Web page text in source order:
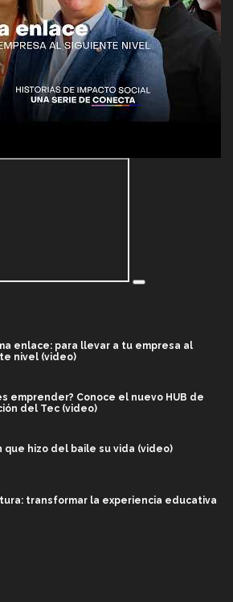
enlace: para llevar a tu empresa al
nivel (video)
emprender? Conoce el nuevo HUB de
del Tec (video)
que hizo del baile su vida (video)
transformar la experiencia educativa